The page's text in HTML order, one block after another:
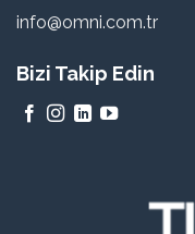
info@omni.com.tr
Bizi Takip Edin